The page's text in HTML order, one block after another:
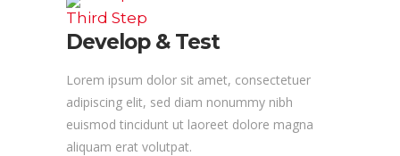
Third Step
Develop & Test
Lorem ipsum dolor sit amet, consectetuer
adipiscing elit, sed diam nonummy nibh
euismod tincidunt ut laoreet dolore magna
aliquam erat volutpat.